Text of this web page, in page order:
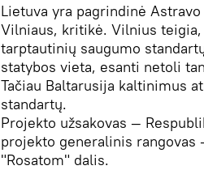
Lietuva yra pagrindinė
Vilniaus, kritikė. Vilnius
tarptautinių saugumo
statybos vieta, esanti netoli
Tačiau Baltarusija kaltinimus
standartų.
Projekto užsakovas —
projekto generalinis
"Rosatom" dalis.